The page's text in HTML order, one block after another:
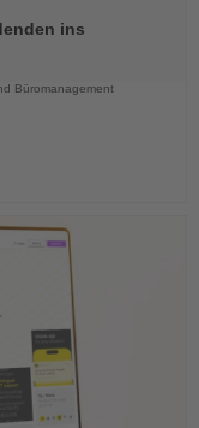
ins
Büromanagement